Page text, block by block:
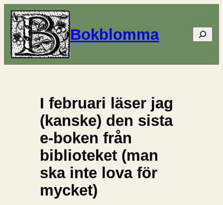
Bokblomma Sök
I februari läser jag
(kanske) den sista
e-boken från
biblioteket (man
ska inte lova för
mycket)